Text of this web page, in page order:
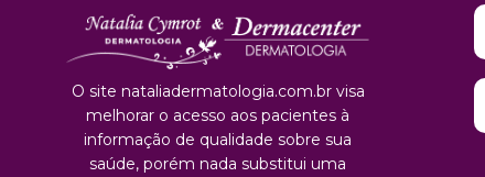
O site nataliadermatologia.com.br visa
melhorar o acesso aos pacientes à
informação de qualidade sobre sua
saúde, porém nada substitui uma